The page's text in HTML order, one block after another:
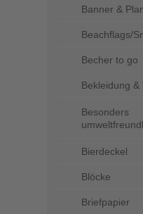
Banner &
Beachflags/
Becher to go
Bekleidung &
Besonders
Bierdeckel
Blöcke
Briefpapier